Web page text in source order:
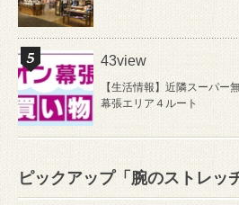
43view
【生活情報】近隣スーパ
幕張エリア４ルート
ピックアップ「腕のストレッ